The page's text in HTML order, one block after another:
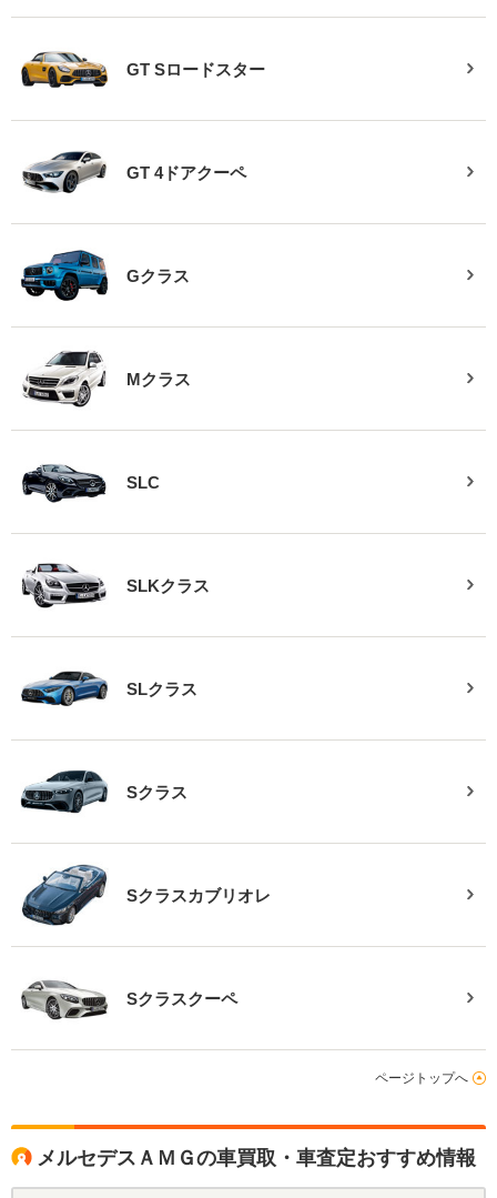
GT Sロードスター
GT 4ドアクーペ
Gクラス
Mクラス
SLC
SLKクラス
SLクラス
Sクラス
Sクラスカブリオレ
Sクラスクーペ
ページトップへ
メルセデスＡＭＧの車買取・車査定おすすめ情報